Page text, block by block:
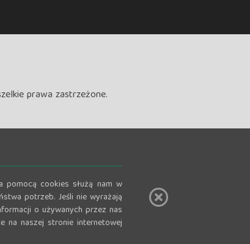
prawa zastrzeżone.
pomocą cookies służą nam w
potrzeb. Jeśli nie wyrażają
o używanych przez nas
na naszej stronie internetowej